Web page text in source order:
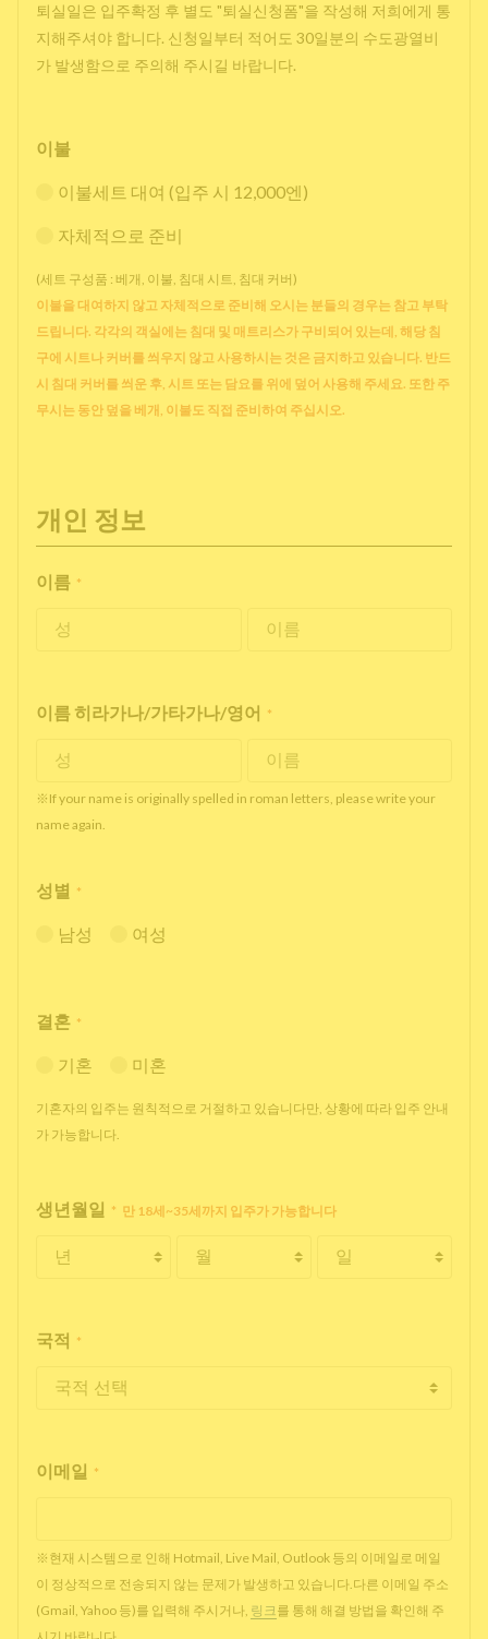
퇴실일은 입주확정 후 별도 "퇴실신청폼"을 작성해 저희에게 통
지해주셔야 합니다. 신청일부터 적어도 30일분의 수도광열비
가 발생함으로 주의해 주시길 바랍니다.
이불
이불세트 대여 (입주 시 12,000엔)
자체적으로 준비
(세트 구성품 : 베개, 이불, 침대 시트, 침대 커버)
이불을 대여하지 않고 자체적으로 준비해 오시는 분들의 경우는 참고 부탁
드립니다. 각각의 객실에는 침대 및 매트리스가 구비되어 있는데, 해당 침
구에 시트나 커버를 씌우지 않고 사용하시는 것은 금지하고 있습니다. 반드
시 침대 커버를 씌운 후, 시트 또는 담요를 위에 덮어 사용해 주세요. 또한 주
무시는 동안 덮을 베개, 이불도 직접 준비하여 주십시오.
개인 정보
이름 *
이름 히라가나/가타가나/영어 *
※If your name is originally spelled in roman letters, please write your
name again.
성별 *
남성 여성
결혼 *
기혼 미혼
기혼자의 입주는 원칙적으로 거절하고 있습니다만, 상황에 따라 입주 안내
가 가능합니다.
생년월일 * 만 18세~35세까지 입주가 가능합니다
국적 *
이메일 *
※현재 시스템으로 인해 Hotmail, Live Mail, Outlook 등의 이메일로 메일
이 정상적으로 전송되지 않는 문제가 발생하고 있습니다.다른 이메일 주소
(Gmail, Yahoo 등)를 입력해 주시거나, 링크 를 통해 해결 방법을 확인해 주
시기 바랍니다.